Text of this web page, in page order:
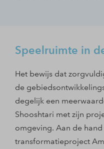
Speelruimte in
Het bewijs dat
de
degelijk een
Shooshtari met zijn
omgeving. Aan de
transformatieproject